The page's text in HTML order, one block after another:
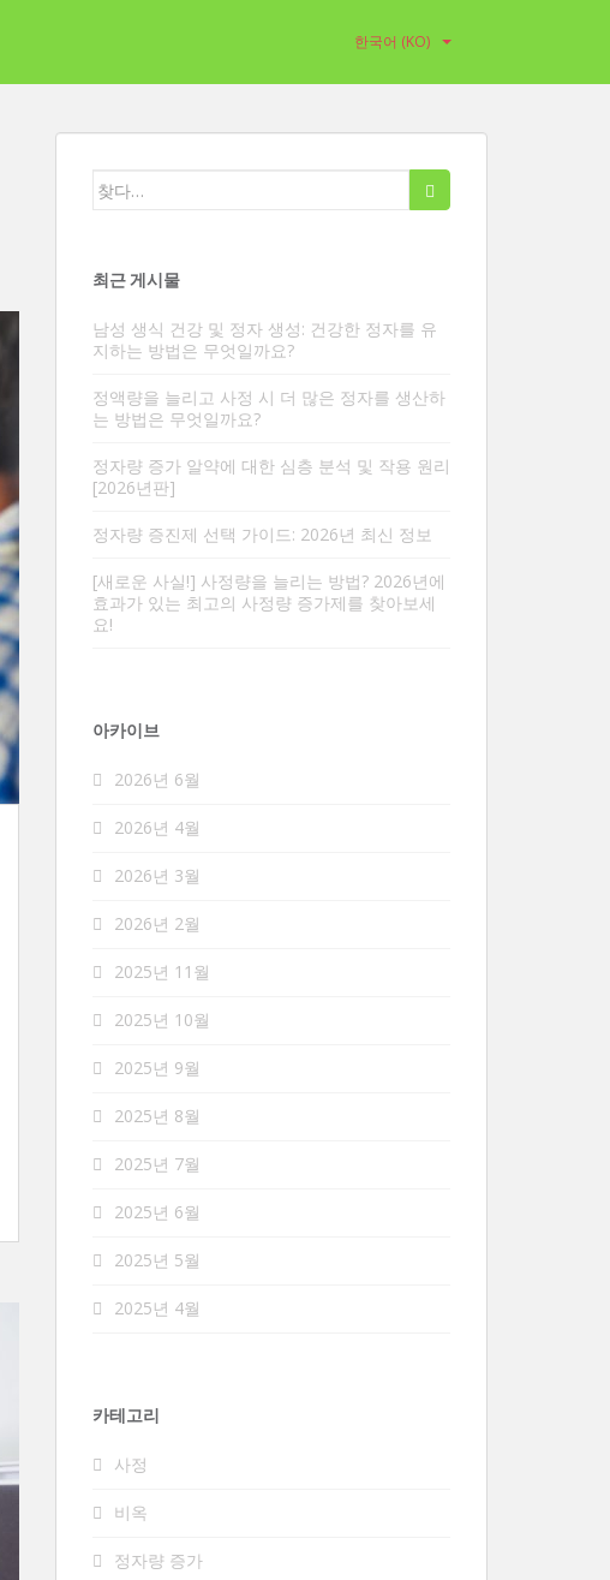
한국어 (KO)
검
최근 게시물
남성 생식 건강 및 정자 생성: 건강한 정자를 유
지하는 방법은 무엇일까요?
정액량을 늘리고 사정 시 더 많은 정자를 생산하
는 방법은 무엇일까요?
정자량 증가 알약에 대한 심층 분석 및 작용 원리
[2026년판]
정자량 증진제 선택 가이드: 2026년 최신 정보
[새로운 사실!] 사정량을 늘리는 방법? 2026년에
효과가 있는 최고의 사정량 증가제를 찾아보세
요!
아카이브
2026년 6월
2026년 4월
2026년 3월
2026년 2월
2025년 11월
2025년 10월
2025년 9월
2025년 8월
2025년 7월
2025년 6월
2025년 5월
2025년 4월
카테고리
사정
비옥
정자량 증가